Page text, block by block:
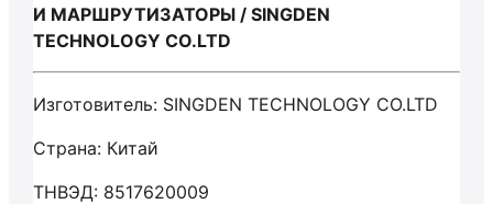
И МАРШРУТИЗАТОРЫ / SINGDEN
TECHNOLOGY CO.LTD
Изготовитель: SINGDEN TECHNOLOGY CO.LTD
Страна: Китай
ТНВЭД: 8517620009